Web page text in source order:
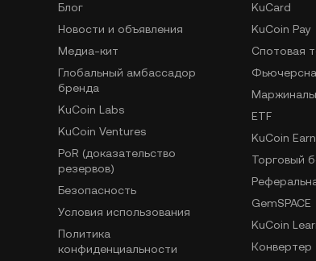
Блог
Новости и объявления
Медиа-кит
Глобальный амбассадор
бренда
KuCoin Labs
KuCoin Ventures
PoR (доказательство
резервов)
Безопасность
Условия использования
Политика
конфиденциальности
KuCard
KuCoin Pay
Спотовая
ETF
KuCoin Earn
Торговый
GemSPACE
KuCoin
Конвертер